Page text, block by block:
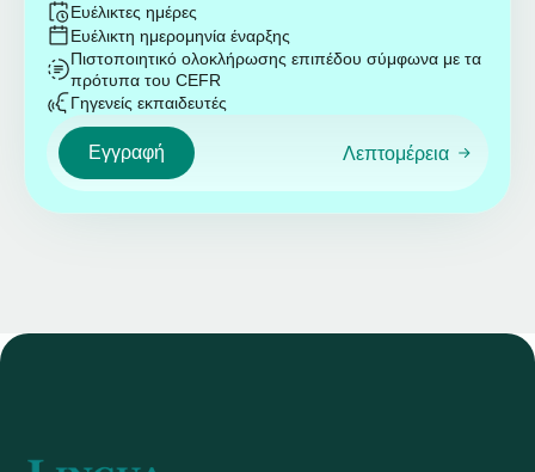
Ευέλικτες ημέρες
Ευέλικτη ημερομηνία έναρξης
Πιστοποιητικό ολοκλήρωσης επιπέδου σύμφωνα με τα
πρότυπα του CEFR
Γηγενείς εκπαιδευτές
Εγγραφή Λεπτομέρεια